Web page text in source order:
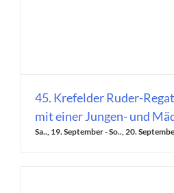
45. Krefelder Ruder-
mit einer Jungen- und
Sa.., 19. September-So.., 20.